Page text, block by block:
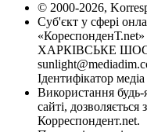
© 2000-2026,
Суб'єкт у сфері
ХАРКІВСЬКЕ ШОСЕ,
Ідентифікатор
Використання будь-
сайті,
Корреспондент.net.